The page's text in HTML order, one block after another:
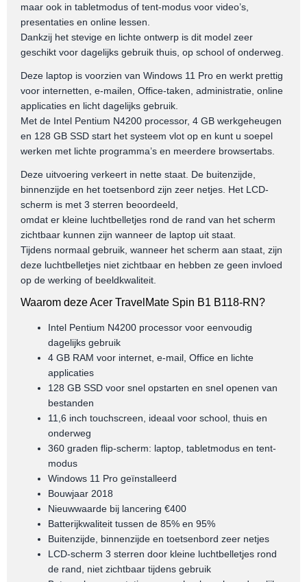
maar ook in tabletmodus of tent-modus voor video’s,
presentaties en online lessen.
Dankzij het stevige en lichte ontwerp is dit model zeer
geschikt voor dagelijks gebruik thuis, op school of onderweg.
Deze laptop is voorzien van Windows 11 Pro en werkt prettig
voor internetten, e-mailen, Office-taken, administratie, online
applicaties en licht dagelijks gebruik.
Met de Intel Pentium N4200 processor, 4 GB werkgeheugen
en 128 GB SSD start het systeem vlot op en kunt u soepel
werken met lichte programma’s en meerdere browsertabs.
Deze uitvoering verkeert in nette staat. De buitenzijde,
binnenzijde en het toetsenbord zijn zeer netjes. Het LCD-
scherm is met 3 sterren beoordeeld,
omdat er kleine luchtbelletjes rond de rand van het scherm
zichtbaar kunnen zijn wanneer de laptop uit staat.
Tijdens normaal gebruik, wanneer het scherm aan staat, zijn
deze luchtbelletjes niet zichtbaar en hebben ze geen invloed
op de werking of beeldkwaliteit.
Waarom deze Acer TravelMate Spin B1 B118-RN?
Intel Pentium N4200 processor voor eenvoudig
dagelijks gebruik
4 GB RAM voor internet, e-mail, Office en lichte
applicaties
128 GB SSD voor snel opstarten en snel openen van
bestanden
11,6 inch touchscreen, ideaal voor school, thuis en
onderweg
360 graden flip-scherm: laptop, tabletmodus en tent-
modus
Windows 11 Pro geïnstalleerd
Bouwjaar 2018
Nieuwwaarde bij lancering €400
Batterijkwaliteit tussen de 85% en 95%
Buitenzijde, binnenzijde en toetsenbord zeer netjes
LCD-scherm 3 sterren door kleine luchtbelletjes rond
de rand, niet zichtbaar tijdens gebruik